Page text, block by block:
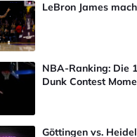
LeBron James
NBA-Ranking: Die
Dunk Contest
Göttingen vs.